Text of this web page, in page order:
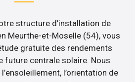
structure d’installation de
Meurthe-et-Moselle (54), vous
gratuite des rendements
future centrale solaire. Nous
l’orientation de